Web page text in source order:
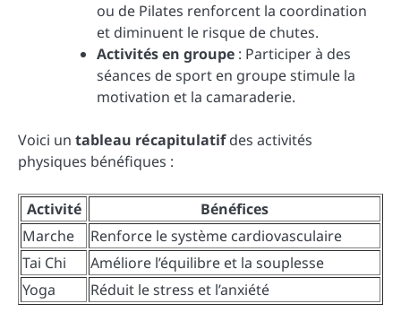
ou de Pilates renforcent la coordination
et diminuent le risque de chutes.
Activités en groupe : Participer à des
séances de sport en groupe stimule la
motivation et la camaraderie.
Voici un tableau récapitulatifdes activités
physiques bénéfiques :
Activité
Bénéfices
Marche
Renforce le système cardiovasculaire
Tai Chi
Améliore l’équilibre et la souplesse
Yoga
Réduit le stress et l’anxiété